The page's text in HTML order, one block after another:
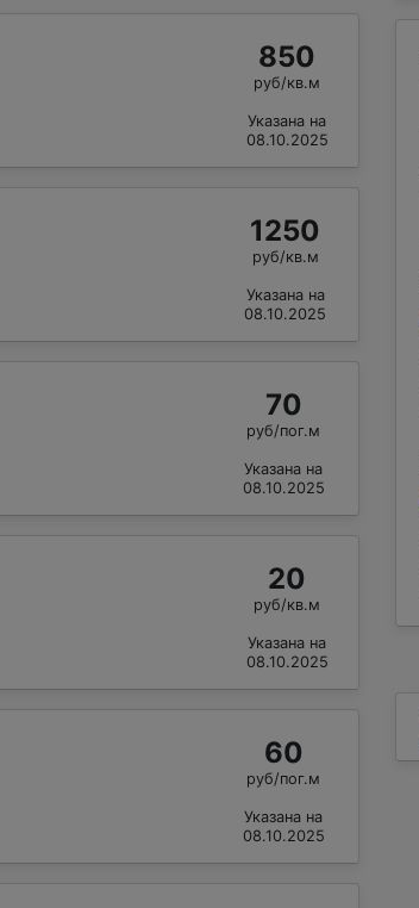
850
руб/кв.м
Указана на
08.10.2025
1250
руб/кв.м
Указана на
08.10.2025
70
руб/пог.м
Указана на
08.10.2025
20
руб/кв.м
Указана на
08.10.2025
60
руб/пог.м
Указана на
08.10.2025